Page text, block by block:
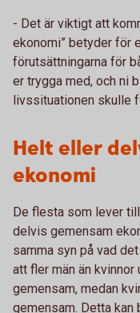
- Det är viktigt att
ekonomi” betyder för
förutsättningarna för
er trygga med, och ni
livssituationen skulle
Helt eller
ekonomi
De flesta som lever
delvis gemensam
samma syn på vad
att fler män än
gemensam, medan
gemensam. Detta kan